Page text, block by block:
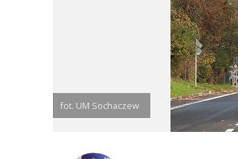
fot. UM Sochaczew